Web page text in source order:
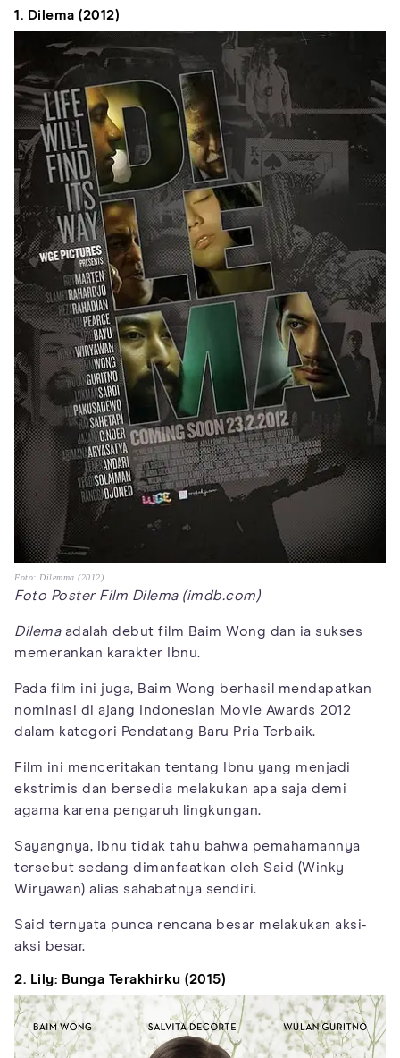
1. Dilema (2012)
Foto: Dilemma (2012)
Foto Poster Film Dilema (imdb.com)
Dilemaadalah debut film Baim Wong dan ia sukses
memerankan karakter Ibnu.
Pada film ini juga, Baim Wong berhasil mendapatkan
nominasi di ajang Indonesian Movie Awards 2012
dalam kategori Pendatang Baru Pria Terbaik.
Film ini menceritakan tentang Ibnu yang menjadi
ekstrimis dan bersedia melakukan apa saja demi
agama karena pengaruh lingkungan.
Sayangnya, Ibnu tidak tahu bahwa pemahamannya
tersebut sedang dimanfaatkan oleh Said (Winky
Wiryawan) alias sahabatnya sendiri.
Said ternyata punca rencana besar melakukan aksi-
aksi besar.
2. Lily: Bunga Terakhirku (2015)